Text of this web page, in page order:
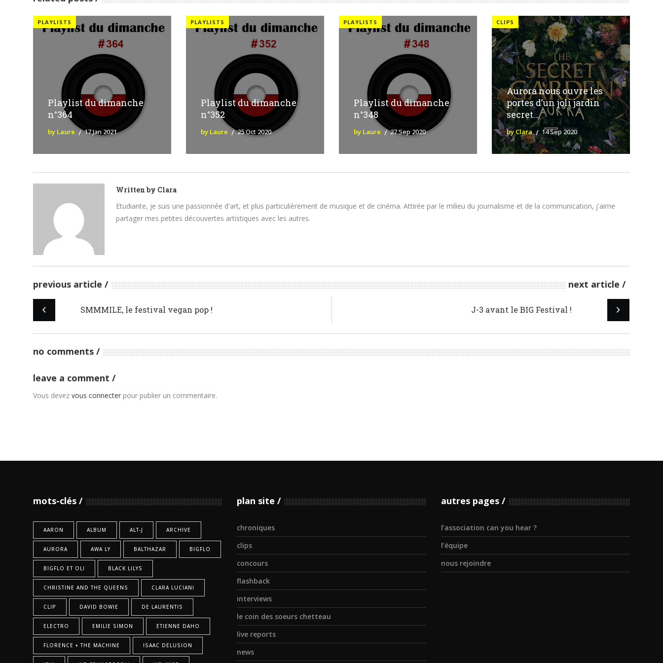
PLAYLISTS
Playlist du dimanche
n°364
by Laure 17 Jan 2021
PLAYLISTS
Playlist du dimanche
n°352
by Laure 25 Oct 2020
PLAYLISTS
Playlist du dimanche
n°348
by Laure 27 Sep 2020
CLIPS
Aurora nous ouvre les
portes d’un joli jardin
secret…
by Clara 14 Sep 2020
Written by Clara
Etudiante, je suis une passionnée d'art, et plus particulièrement de musique et de cinéma. Attirée par le milieu du journalisme et de la communication, j'aime
partager mes petites découvertes artistiques avec les autres.
previous article next article
SMMMILE, le festival vegan pop ! J-3 avant le BIG Festival !
no comments
leave a comment
Vous devezvous connecter pour publier un commentaire.
mots-clés
AARON ALBUM ALT-J ARCHIVE
AURORA AWA LY BALTHAZAR BIGFLO
BIGFLO ET OLI BLACK LILYS
CHRISTINE AND THE QUEENS CLARA LUCIANI
CLIP DAVID BOWIE DE LAURENTIS
ELECTRO EMILIE SIMON ETIENNE DAHO
FLORENCE + THE MACHINE ISAAC DELUSION
plan site
chroniques
clips
concours
flashback
interviews
le coin des soeurs chetteau
live reports
news
autres pages
l’association can you hear ?
l’équipe
nous rejoindre